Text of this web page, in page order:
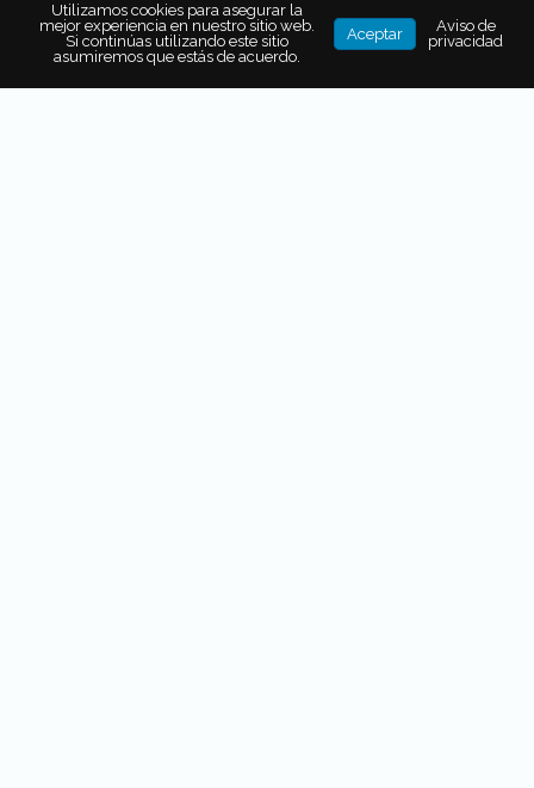
Utilizamos cookies para asegurar la
mejor experiencia en nuestro sitio web.
Si continúas utilizando este sitio
asumiremos que estás de acuerdo.
Aceptar
Aviso de
privacidad